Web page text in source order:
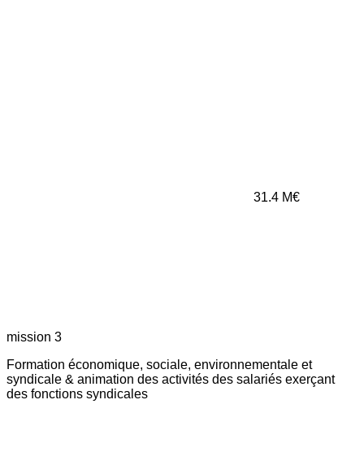
31.4 M€
mission 3
Formation économique, sociale, environnementale et
syndicale & animation des activités des salariés exerçant
des fonctions syndicales